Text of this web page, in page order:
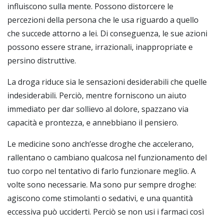
influiscono sulla mente. Possono distorcere le
percezioni della persona che le usa riguardo a quello
che succede attorno a lei. Di conseguenza, le sue azioni
possono essere strane, irrazionali, inappropriate e
persino distruttive.
La droga riduce sia le sensazioni desiderabili che quelle
indesiderabili. Perciò, mentre forniscono un aiuto
immediato per dar sollievo al dolore, spazzano via
capacità e prontezza, e annebbiano il pensiero.
Le medicine sono anch’esse droghe che accelerano,
rallentano o cambiano qualcosa nel funzionamento del
tuo corpo nel tentativo di farlo funzionare meglio. A
volte sono necessarie. Ma sono pur sempre droghe:
agiscono come stimolanti o sedativi, e una quantità
eccessiva può ucciderti. Perciò se non usi i farmaci così